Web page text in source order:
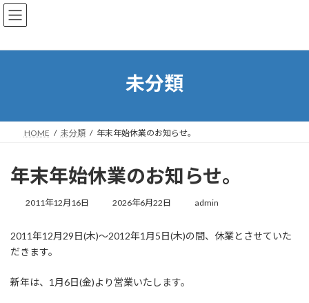
コ
ン
ン
ナ
ビ
ー
未分類
HOME 未分類 年末年始休業のお知らせ。
年末年始休業のお知らせ。
2011年12月16日
最
新
2026年6月22日 admin
2011年12月29日(木)～2012年1月5日(木)の間、休業とさせていた
だきます。
新年は、1月6日(金)より営業いたします。